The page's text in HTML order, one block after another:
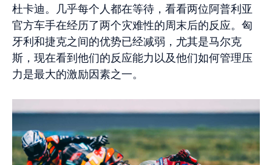
杜卡迪。几乎每个人都在等待，看看两位阿普利亚
官方车手在经历了两个灾难性的周末后的反应。匈
牙利和捷克之间的优势已经减弱，尤其是马尔克
斯，现在看到他们的反应能力以及他们如何管理压
力是最大的激励因素之一。